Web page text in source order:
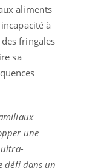
aliments
à
fringales
sa
une
défi dans un